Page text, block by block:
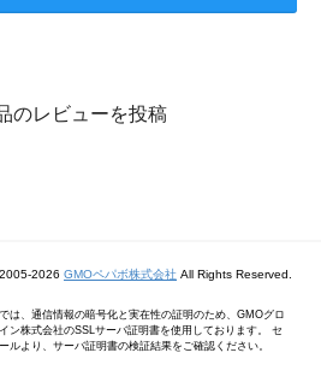
のレビューを投稿
2026 GMOペパボ株式会社 All Rights Reserved.
は、通信情報の暗号化と実在性の証明のため、GMOグロ
ン株式会社のSSLサーバ証明書を使用しております。 セ
ルより、サーバ証明書の検証結果をご確認ください。